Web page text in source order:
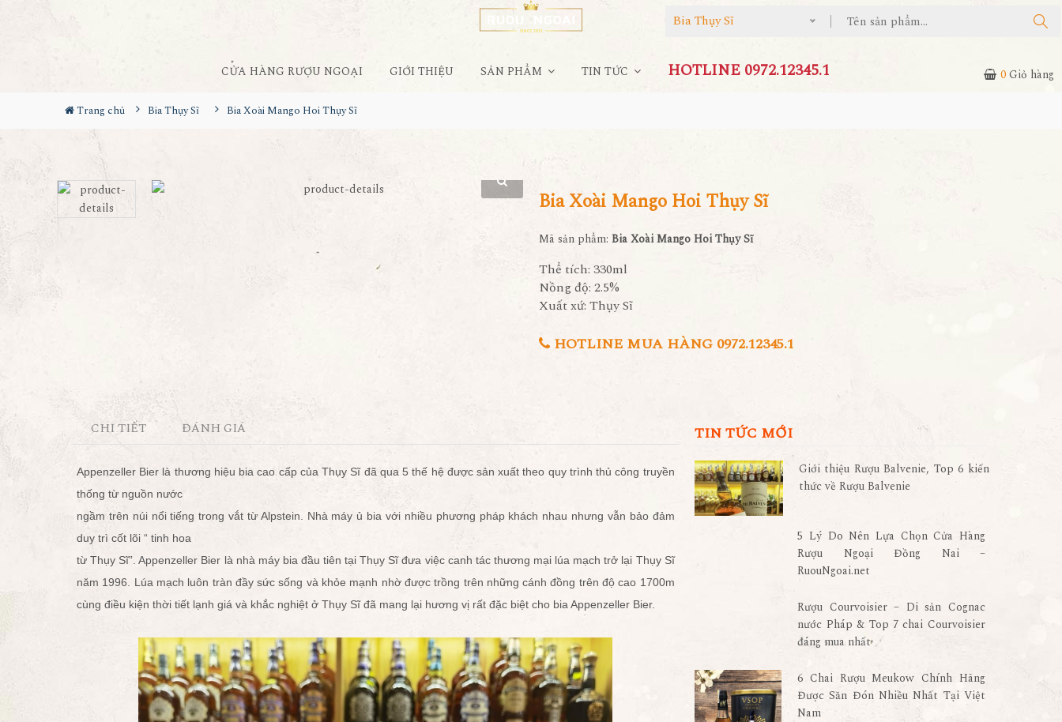
Bia Thụy Sĩ
CỬA HÀNG RƯỢU NGOẠI GIỚI THIỆU SẢN PHẨM TIN TỨC HOTLINE 0972.12345.1 0Giỏ hàng
Trang chủ Bia Thụy Sĩ Bia Xoài Mango Hoi Thụy Sĩ
Bia Xoài Mango Hoi Thụy Sĩ
Mã sản phẩm: Bia Xoài Mango Hoi Thụy Sĩ
Thể tích: 330ml
Nồng độ: 2.5%
Xuất xứ: Thụy Sĩ
HOTLINE MUA HÀNG 0972.12345.1
CHI TIẾT ĐÁNH GIÁ
Appenzeller Bier là thương hiệu bia cao cấp của Thụy Sĩ đã qua 5 thế hệ được sản xuất theo quy trình thủ công truyền
thống từ nguồn nước
ngầm trên núi nổi tiếng trong vắt từ Alpstein. Nhà máy ủ bia với nhiều phương pháp khách nhau nhưng vẫn bảo đảm
duy trì cốt lõi “ tinh hoa
từ Thụy Sĩ”. Appenzeller Bier là nhà máy bia đầu tiên tại Thụy Sĩ đưa việc canh tác thương mại lúa mạch trở lại Thụy Sĩ
năm 1996. Lúa mạch luôn tràn đầy sức sống và khỏe mạnh nhờ được trồng trên những cánh đồng trên độ cao 1700m
cùng điều kiện thời tiết lạnh giá và khắc nghiệt ở Thụy Sĩ đã mang lại hương vị rất đặc biệt cho bia Appenzeller Bier.
TIN TỨC MỚI
Giới thiệu Rượu Balvenie, Top 6 kiến
thức về Rượu Balvenie
5 Lý Do Nên Lựa Chọn Cửa Hàng
Rượu Ngoại Đồng Nai –
RuouNgoai.net
Rượu Courvoisier – Di sản Cognac
nước Pháp & Top 7 chai Courvoisier
đáng mua nhất
6 Chai Rượu Meukow Chính Hãng
Được Săn Đón Nhiều Nhất Tại Việt
Nam